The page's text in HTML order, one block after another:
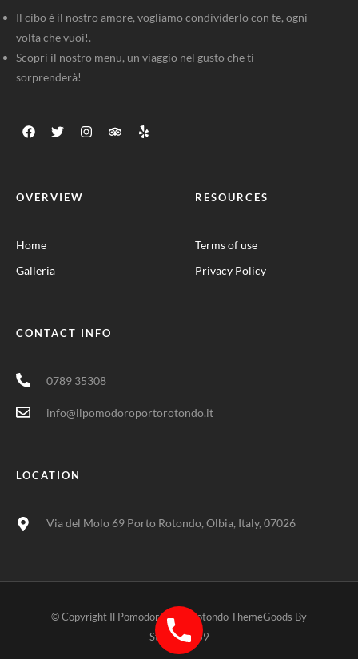
Il cibo è il nostro amore, vogliamo condividerlo con te, ogni
volta che vuoi!.
Scopri il nostro menu, un viaggio nel gusto che ti
sorprenderà!
OVERVIEW
Home
Galleria
RESOURCES
Terms of use
Privacy Policy
CONTACT INFO
0789 35308
info@ilpomodoroportorotondo.it
LOCATION
Via del Molo 69 Porto Rotondo, Olbia, Italy, 07026
© Copyright Il Pomodoro Portorotondo ThemeGoods By
Stefanop039